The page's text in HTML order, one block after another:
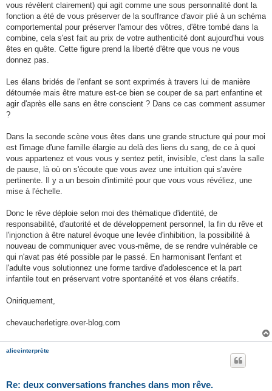
vous révèlent clairement) qui agit comme une sous personnalité dont la
fonction a été de vous préserver de la souffrance d'avoir plié à un schéma
comportemental pour préserver l'amour des vôtres, d'être tombé dans la
combine, cela s'est fait au prix de votre authenticité dont aujourd'hui vous
êtes en quête. Cette figure prend la liberté d'être que vous ne vous
donnez pas.
Les élans bridés de l'enfant se sont exprimés à travers lui de manière
détournée mais être mature est-ce bien se couper de sa part enfantine et
agir d'après elle sans en être conscient ? Dans ce cas comment assumer
?
Dans la seconde scène vous êtes dans une grande structure qui pour moi
est l'image d'une famille élargie au delà des liens du sang, de ce à quoi
vous appartenez et vous vous y sentez petit, invisible, c'est dans la salle
de pause, là où on s'écoute que vous avez une intuition qui s'avère
pertinente. Il y a un besoin d'intimité pour que vous vous révéliez, une
mise à l'échelle.
Donc le rêve déploie selon moi des thématique d'identité, de
responsabilité, d'autorité et de développement personnel, la fin du rêve et
l'injonction à être naturel évoque une levée d'inhibition, la possibilité à
nouveau de communiquer avec vous-même, de se rendre vulnérable ce
qui n'avat pas été possible par le passé. En harmonisant l'enfant et
l'adulte vous solutionnez une forme tardive d'adolescence et la part
infantile tout en préservant votre spontanéité et vos élans créatifs.
Oniriquement,
chevaucherletigre.over-blog.com
aliceinterprète
Re: deux conversations franches dans mon rêve.